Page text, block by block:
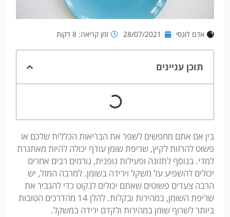
אדם לוגסי 28/07/2021 זמן קריאה: 8 דקות
תוכן עניינים
בין אם אתם מחפשים לשפר את הבריאות הכללית שלכם או
פשוט להרזות לקיץ, שריפת שומן עודף יכולה להיות מאתגרת
למדי. בנוסף לתזונה ופעילות גופנית, גורמים רבים אחרים
יכולים להשפיע על משקל וירידה בשומן. למרבה המזל, יש
הרבה צעדים פשוטים שאתם יכולים לנקוט כדי להגביר את
שריפת השומן, במהירות ובקלות. להלן 14 מהדרכים הטובות
ביותר לשרוף שומן במהירות ולקדם ירידה במשקל.